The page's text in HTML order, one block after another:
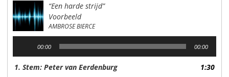
“Een harde strijd”
Voorbeeld
AMBROSE BIERCE
00:00 00:00
1. Stem: Peter van Eerdenburg 1:30